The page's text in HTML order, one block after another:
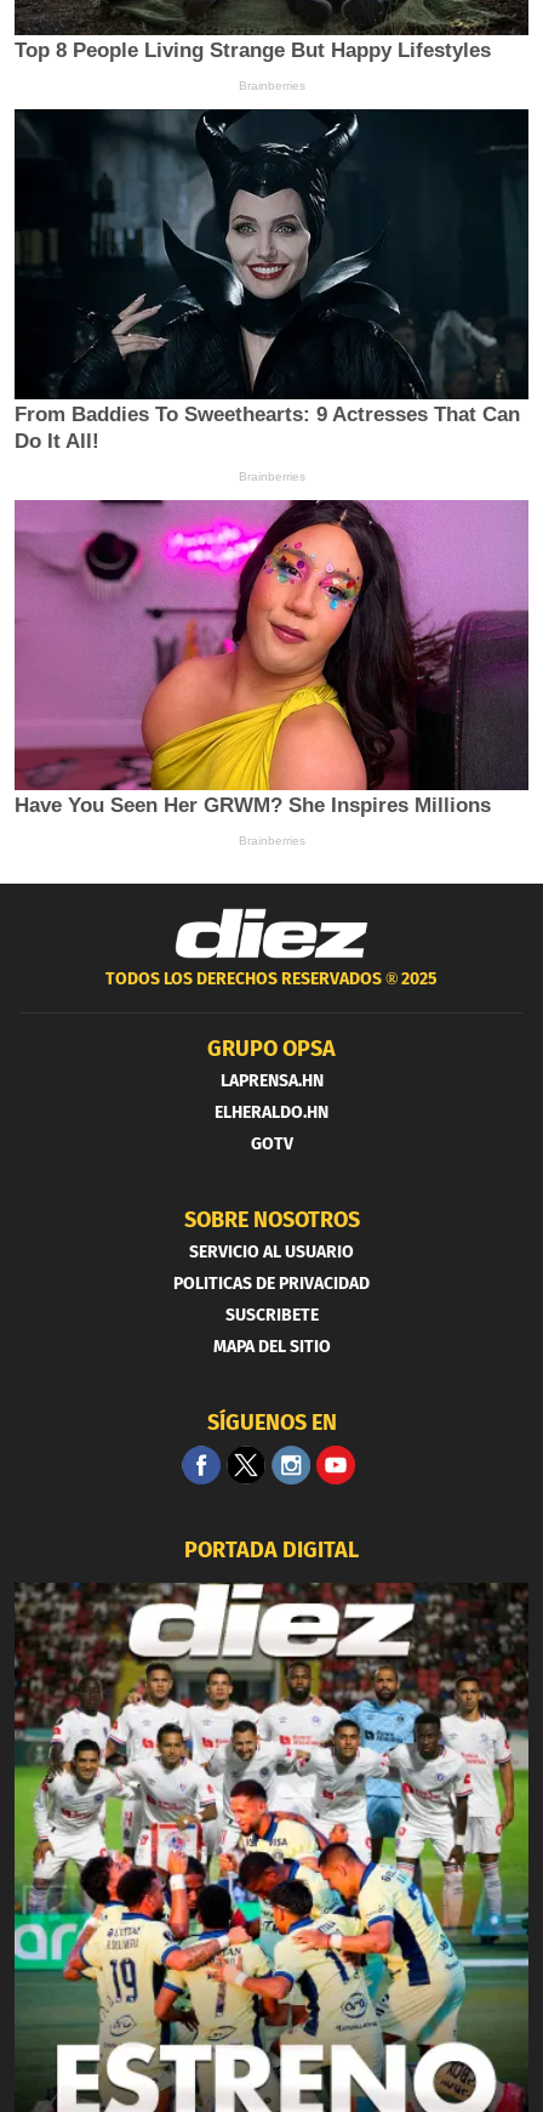
TODOS LOS DERECHOS RESERVADOS ®2025
GRUPO OPSA
LAPRENSA.HN
ELHERALDO.HN
GOTV
SOBRE NOSOTROS
SERVICIO AL USUARIO
POLITICAS DE PRIVACIDAD
SUSCRIBETE
MAPA DEL SITIO
SÍGUENOS EN
PORTADA DIGITAL